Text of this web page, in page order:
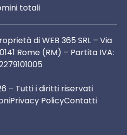
totali
di WEB 365 SRL – Via
Rome (RM) – Partita IVA:
– Tutti i diritti riservati
Privacy PolicyContatti